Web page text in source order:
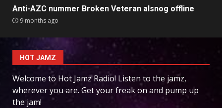
Anti-AZC nummer Broken Veteran alsnog offline
9 months ago
HOT JAMZ
Welcome to Hot Jamz Radio! Listen to the jamz,
wherever you are. Get your freak on and pump up
the jam!